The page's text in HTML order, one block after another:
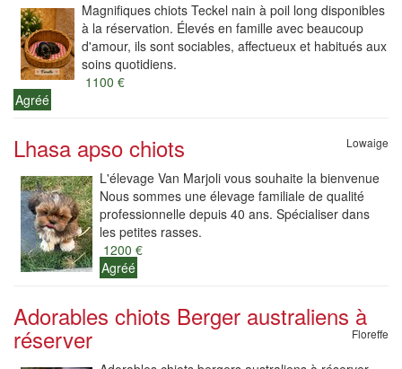
Magnifiques chiots Teckel nain à poil long disponibles
à la réservation. Élevés en famille avec beaucoup
d'amour, ils sont sociables, affectueux et habitués aux
soins quotidiens.
1100 €
Agréé
Lhasa apso chiots Lowaige
L'élevage Van Marjoli vous souhaite la bienvenue
Nous sommes une élevage familiale de qualité
professionnelle depuis 40 ans. Spécialiser dans
les petites rasses.
1200 €
Agréé
Adorables chiots Berger australiens à
réserver Floreffe